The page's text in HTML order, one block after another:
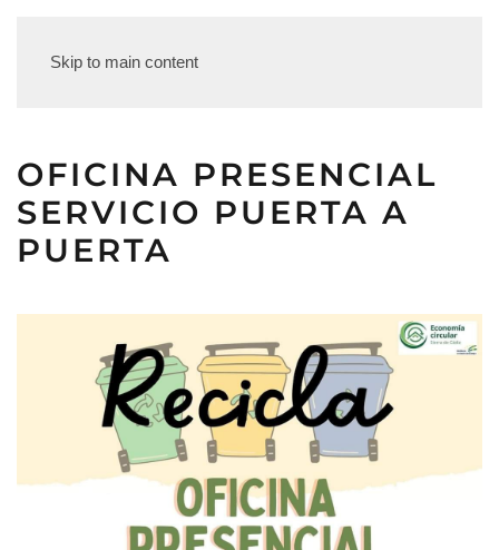
Skip to main content
OFICINA PRESENCIAL
SERVICIO PUERTA A
PUERTA